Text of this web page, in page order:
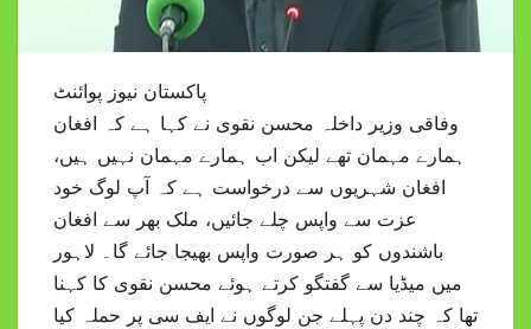
پاکستان نیوز پوائنٹ
وفاقی وزیر داخلہ محسن نقوی نے کہا ہے کہ افغان
ہمارے مہمان تھے لیکن اب ہمارے مہمان نہیں ہیں،
افغان شہریوں سے درخواست ہے کہ آپ لوگ خود
عزت سے واپس چلے جائیں، ملک بھر سے افغان
باشندوں کو ہر صورت واپس بھیجا جائے گا۔ لاہور
میں میڈیا سے گفتگو کرتے ہوئے محسن نقوی کا کہنا
تھا کہ چند دن پہلے جن لوگوں نے ایف سی پر حملہ کیا